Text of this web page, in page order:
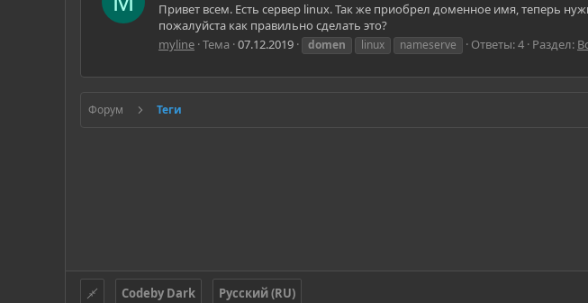
Привет всем. Есть сервер linux. Так же приобрел доменное имя, теперь
пожалуйста как правильно сделать это?
myline Тема 07.12.2019 domen linux nameserve Ответы: 4 Раздел:
Форум Теги
Codeby Dark Русский (RU)